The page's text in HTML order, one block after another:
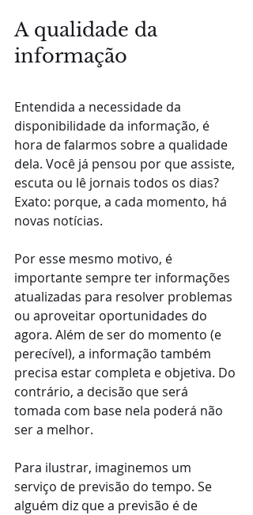
A qualidade da
informação
Entendida a necessidade da
disponibilidade da informação, é
hora de falarmos sobre a qualidade
dela. Você já pensou por que assiste,
escuta ou lê jornais todos os dias?
Exato: porque, a cada momento, há
novas notícias.
Por esse mesmo motivo, é
importante sempre ter informações
atualizadas para resolver problemas
ou aproveitar oportunidades do
agora. Além de ser do momento (e
perecível), a informação também
precisa estar completa e objetiva. Do
contrário, a decisão que será
tomada com base nela poderá não
ser a melhor.
Para ilustrar, imaginemos um
serviço de previsão do tempo. Se
alguém diz que a previsão é de